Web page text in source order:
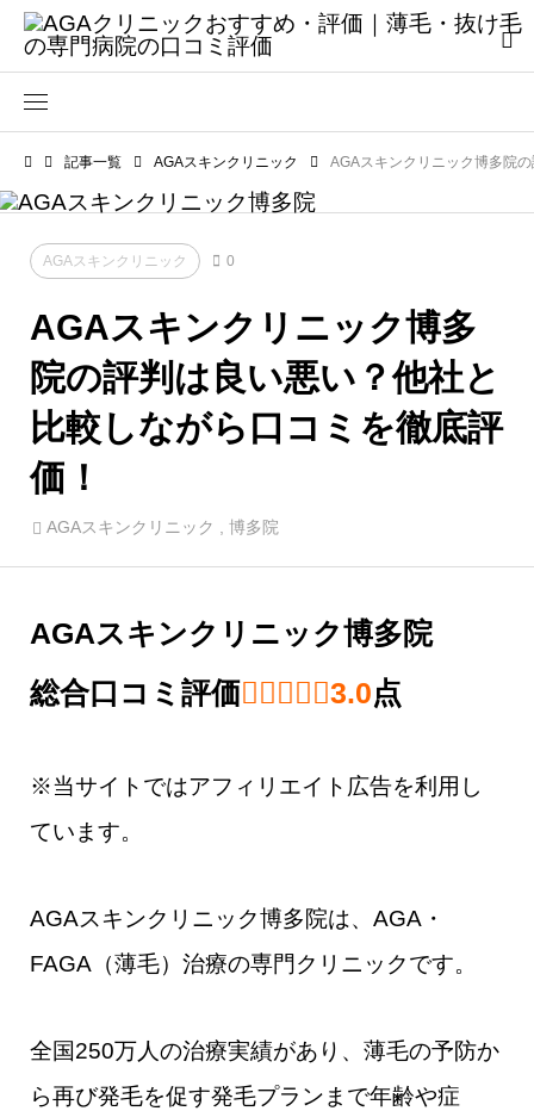
記事一覧 AGAスキンクリニック AGAスキンクリニック博多院
AGAスキンクリニック 0
AGAスキンクリニック博多
院の評判は良い悪い？他社と
比較しながら口コミを徹底評
価！
AGAスキンクリニック , 博多院
AGAスキンクリニック博多院
総合口コミ評価
3.0 out of 5.0
3.0点
※当サイトではアフィリエイト広告を利用し
ています。
AGAスキンクリニック博多院は、AGA・
FAGA（薄毛）治療の専門クリニックです。
全国250万人の治療実績があり、薄毛の予防か
ら再び発毛を促す発毛プランまで年齢や症